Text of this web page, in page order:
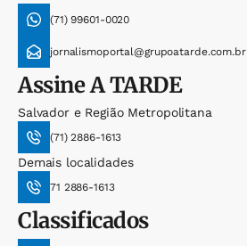
(71) 99601-0020
jornalismoportal@grupoatarde.com.br
AssineA TARDE
Salvador e Região Metropolitana
(71) 2886-1613
Demais localidades
71 2886-1613
Classificados